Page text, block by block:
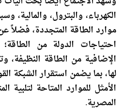
الكهرباء، والبترول، والمالية،
موارد الطاقة المتجددة، فضلاً
احتياجات الدولة من
الإضافية من الطاقة النظيفة،
لها، بما يضمن استقرار الشبكة
الأمثل للموارد المتاحة لتلبية
المصرية.